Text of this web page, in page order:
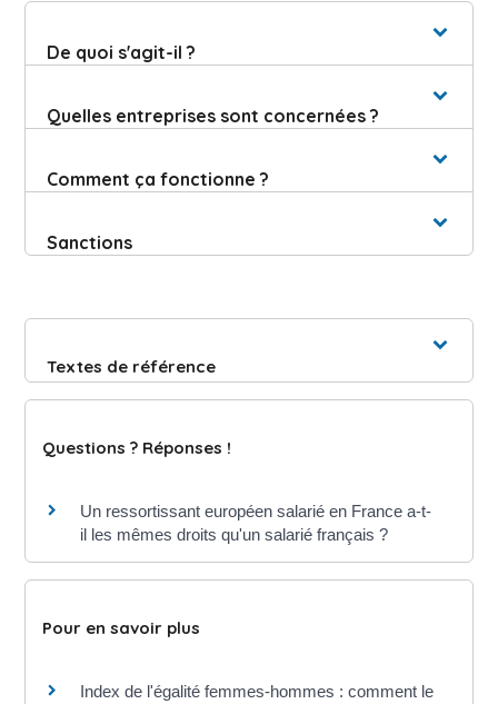
De quoi s'agit-il ?
Quelles entreprises sont concernées ?
Comment ça fonctionne ?
Sanctions
Textes de référence
Questions ? Réponses !
Un ressortissant européen salarié en France a-t-
il les mêmes droits qu'un salarié français ?
Pour en savoir plus
Index de l'égalité femmes-hommes : comment le